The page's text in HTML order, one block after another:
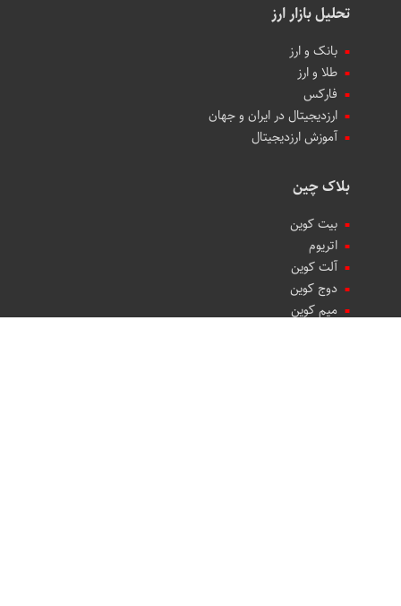
تحلیل بازار ارز
بانک و ارز
طلا و ارز
فارکس
ارزدیجیتال در ایران و جهان
آموزش ارزدیجیتال
بلاک چین
بیت کوین
اتریوم
آلت کوین
دوج کوین
میم کوین‌